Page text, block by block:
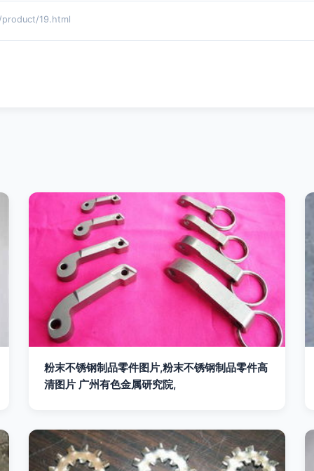
product/19.html
粉末不锈钢制品零件图片,粉末不锈钢制品零件高
清图片 广州有色金属研究院,